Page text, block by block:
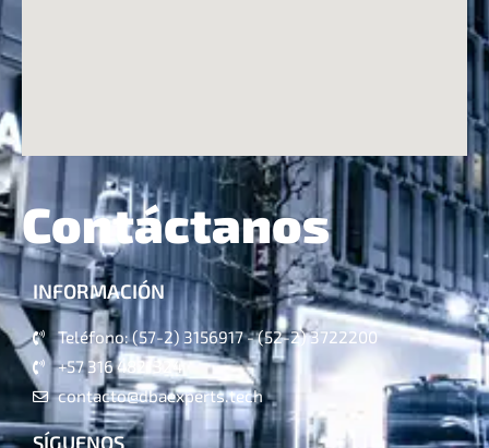
Contáctanos
INFORMACIÓN
Teléfono: (57-2) 3156917 - (52-2) 3722200
+57 316 4821324
contacto@dbaexperts.tech
SÍGUENOS